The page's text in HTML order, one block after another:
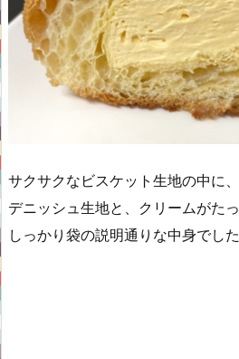
サクサクなビスケット生地の中に、
デニッシュ生地と、クリームがたっ
しっかり袋の説明通りな中身でした